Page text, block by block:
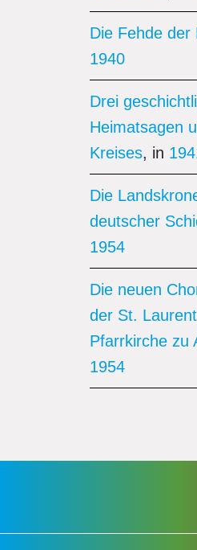
Die Fehde der
1940
Drei
Heimatsagen
Kreises, in
Die
deutscher
1954
Die neuen
der St.
Pfarrkirche zu
1954